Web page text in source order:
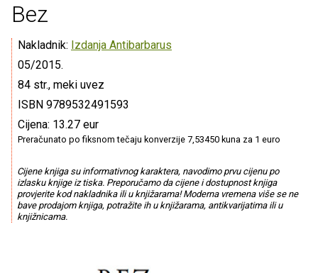
Bez
Nakladnik: Izdanja Antibarbarus
05/2015.
84 str., meki uvez
ISBN 9789532491593
Cijena: 13.27 eur
Preračunato po fiksnom tečaju konverzije 7,53450 kuna za 1 euro
Cijene knjiga su informativnog karaktera, navodimo prvu cijenu po
izlasku knjige iz tiska. Preporučamo da cijene i dostupnost knjiga
provjerite kod nakladnika ili u knjižarama! Moderna vremena više se ne
bave prodajom knjiga, potražite ih u knjižarama, antikvarijatima ili u
knjižnicama.